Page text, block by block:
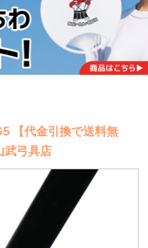
【代金引換で送料無
武弓具店